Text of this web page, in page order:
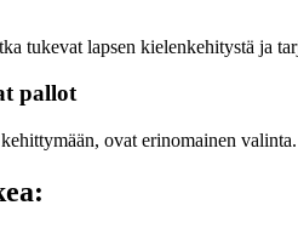
tukevat lapsen kielenkehitystä ja
pallot
ovat erinomainen